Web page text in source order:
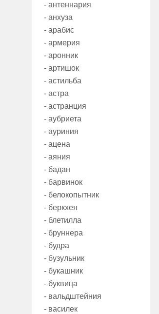
- антеннария
- анхуза
- арабис
- армерия
- аронник
- артишок
- астильба
- астра
- астранция
- аубриета
- ауриния
- ацена
- аяния
- бадан
- барвинок
- белокопытник
- беркхея
- блетилла
- бруннера
- будра
- бузульник
- букашник
- буквица
- вальдштейния
- василек